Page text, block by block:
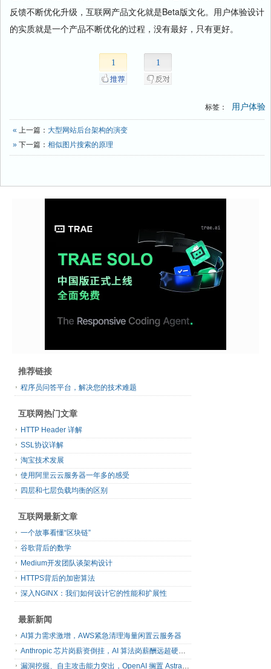
反馈不断优化升级，互联网产品文化就是Beta版文化。用户体验设计
的实质就是一个产品不断优化的过程，没有最好，只有更好。
1 1
标签： 用户体验
« 上一篇： 大型网站后台架构的演变
» 下一篇： 相似图片搜索的原理
推荐链接
程序员问答平台，解决您的技术难题
互联网热门文章
HTTP Header 详解
SSL协议详解
淘宝技术发展
使用阿里云云服务器一年多的感受
四层和七层负载均衡的区别
互联网最新文章
一个故事看懂“区块链”
谷歌背后的数学
Medium开发团队谈架构设计
HTTPS背后的加密算法
深入NGINX：我们如何设计它的性能和扩展性
最新新闻
AI算力需求激增，AWS紧急清理海量闲置云服务器
Anthropic 芯片岗薪资倒挂，AI 算法岗薪酬远超硬件工程师
漏洞挖掘、自主攻击能力突出，OpenAI 搁置 Astra 模型发布